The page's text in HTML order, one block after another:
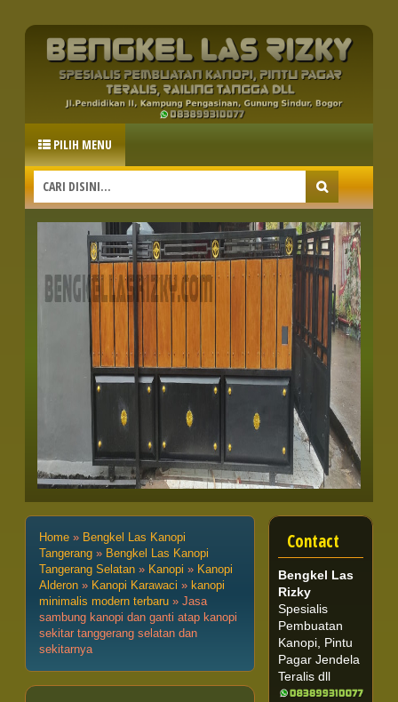
PILIH MENU
Home » Bengkel Las Kanopi
Tangerang » Bengkel Las Kanopi
Tangerang Selatan » Kanopi » Kanopi
Alderon » Kanopi Karawaci » kanopi
minimalis modern terbaru » Jasa
sambung kanopi dan ganti atap kanopi
sekitar tanggerang selatan dan
sekitarnya
Contact
Bengkel Las
Rizky
Spesialis
Pembuatan
Kanopi, Pintu
Pagar Jendela
Teralis dll